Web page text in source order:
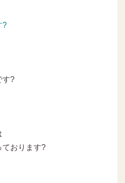
?
す?
ております?